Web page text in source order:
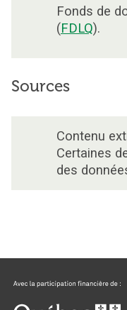
Fonds de
(FDLQ).
Sources
Contenu
Certaines
des